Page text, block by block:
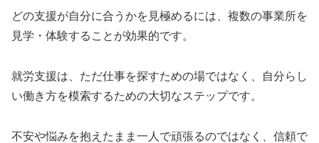
どの支援が自分に合うかを見極めるには、複数の事業所を
見学・体験することが効果的です。
就労支援は、ただ仕事を探すための場ではなく、自分らし
い働き方を模索するための大切なステップです。
不安や悩みを抱えたまま一人で頑張るのではなく、信頼で